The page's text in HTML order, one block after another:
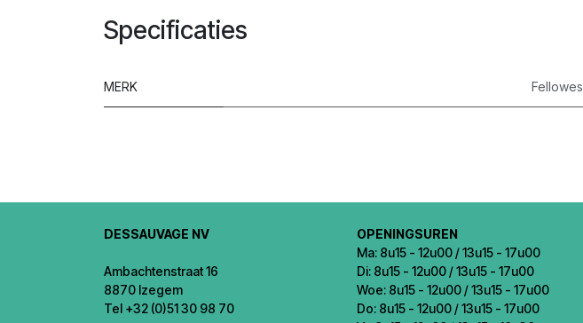
Specificaties
MERK Fellowes
DESSAUVAGE NV
Ambachtenstraat 16
8870 Izegem
Tel +32 (0)51 30 98 70
OPENINGSUREN
Ma: 8u15 - 12u00 / 13u15 - 17u00
Di: 8u15 - 12u00 / 13u15 - 17u00
Woe: 8u15 - 12u00 / 13u15 - 17u00
Do: 8u15 - 12u00 / 13u15 - 17u00